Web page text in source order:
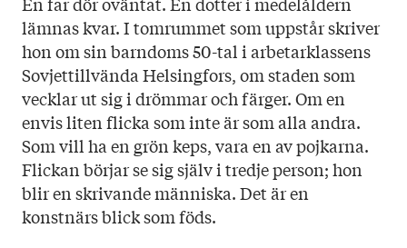
lämnas kvar. I tomrummet som uppstår skriver
hon om sin barndoms 50-tal i arbetarklassens
Sovjettillvända Helsingfors, om staden som
vecklar ut sig i drömmar och färger. Om en
envis liten flicka som inte är som alla andra.
Som vill ha en grön keps, vara en av pojkarna.
Flickan börjar se sig själv i tredje person; hon
blir en skrivande människa. Det är en
konstnärs blick som föds.